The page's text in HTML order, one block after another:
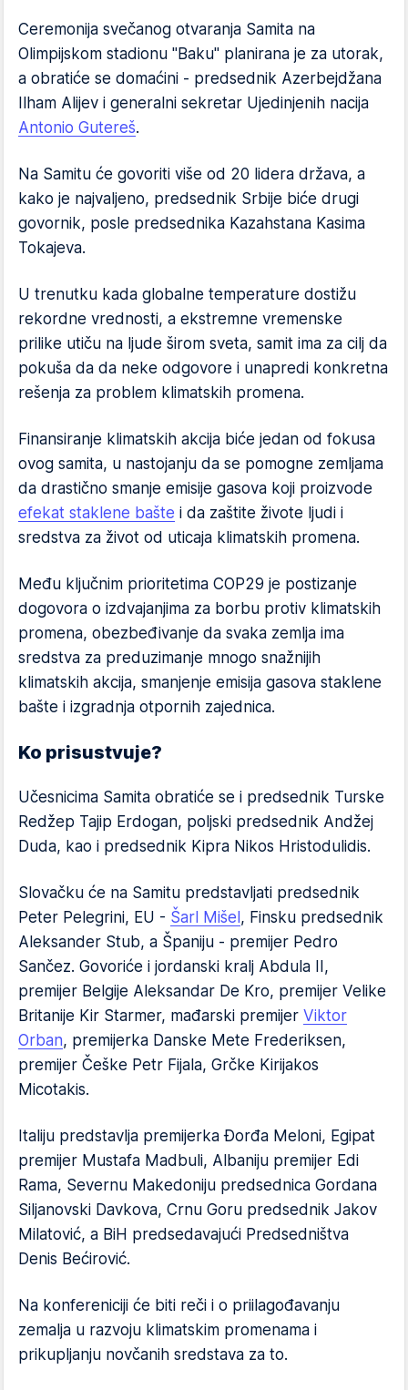
Ceremonija svečanog otvaranja Samita na
Olimpijskom stadionu "Baku" planirana je za utorak,
a obratiće se domaćini - predsednik Azerbejdžana
Ilham Alijev i generalni sekretar Ujedinjenih nacija
Antonio Gutereš.
Na Samitu će govoriti više od 20 lidera država, a
kako je najvaljeno, predsednik Srbije biće drugi
govornik, posle predsednika Kazahstana Kasima
Tokajeva.
U trenutku kada globalne temperature dostižu
rekordne vrednosti, a ekstremne vremenske
prilike utiču na ljude širom sveta, samit ima za cilj da
pokuša da da neke odgovore i unapredi konkretna
rešenja za problem klimatskih promena.
Finansiranje klimatskih akcija biće jedan od fokusa
ovog samita, u nastojanju da se pomogne zemljama
da drastično smanje emisije gasova koji proizvode
efekat staklene bašte i da zaštite živote ljudi i
sredstva za život od uticaja klimatskih promena.
Među ključnim prioritetima COP29 je postizanje
dogovora o izdvajanjima za borbu protiv klimatskih
promena, obezbeđivanje da svaka zemlja ima
sredstva za preduzimanje mnogo snažnijih
klimatskih akcija, smanjenje emisija gasova staklene
bašte i izgradnja otpornih zajednica.
Ko prisustvuje?
Učesnicima Samita obratiće se i predsednik Turske
Redžep Tajip Erdogan, poljski predsednik Andžej
Duda, kao i predsednik Kipra Nikos Hristodulidis.
Slovačku će na Samitu predstavljati predsednik
Peter Pelegrini, EU - Šarl Mišel, Finsku predsednik
Aleksander Stub, a Španiju - premijer Pedro
Sančez. Govoriće i jordanski kralj Abdula II,
premijer Belgije Aleksandar De Kro, premijer Velike
Britanije Kir Starmer, mađarski premijer Viktor
Orban, premijerka Danske Mete Frederiksen,
premijer Češke Petr Fijala, Grčke Kirijakos
Micotakis.
Italiju predstavlja premijerka Đorđa Meloni, Egipat
premijer Mustafa Madbuli, Albaniju premijer Edi
Rama, Severnu Makedoniju predsednica Gordana
Siljanovski Davkova, Crnu Goru predsednik Jakov
Milatović, a BiH predsedavajući Predsedništva
Denis Bećirović.
Na konfereniciji će biti reči i o priilagođavanju
zemalja u razvoju klimatskim promenama i
prikupljanju novčanih sredstava za to.